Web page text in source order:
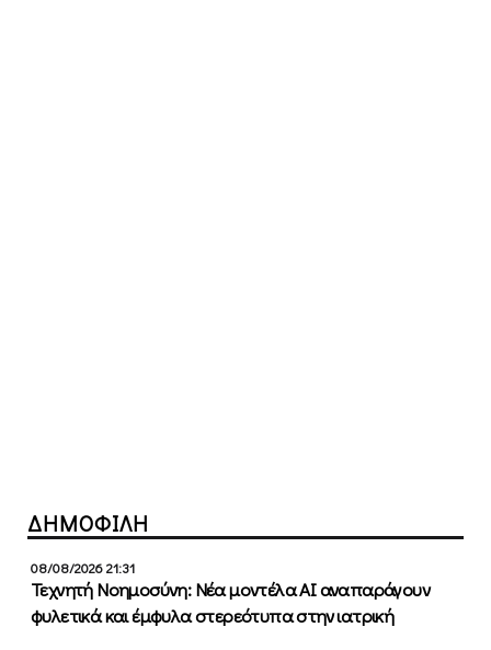
ΔΗΜΟΦΙΛΗ
08/08/2026 21:31
Τεχνητή Νοημοσύνη: Νέα μοντέλα ΑΙ αναπαράγουν
φυλετικά και έμφυλα στερεότυπα στην ιατρική